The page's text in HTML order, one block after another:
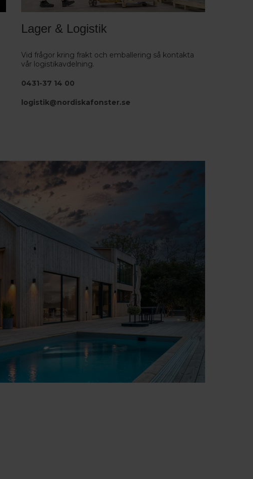
Lager & Logistik
Vid frågor kring frakt och emballering så kontakta
vår logistikavdelning.
0431-37 14 00
logistik@nordiskafonster.se